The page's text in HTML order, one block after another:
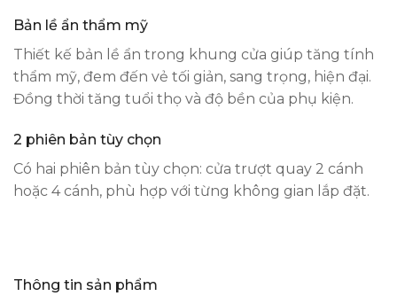
Bản lề ẩn thẩm mỹ
Thiết kế bản lề ẩn trong khung cửa giúp tăng tính
thẩm mỹ, đem đến vẻ tối giản, sang trọng, hiện đại.
Đồng thời tăng tuổi thọ và độ bền của phụ kiện.
2 phiên bản tùy chọn
Có hai phiên bản tùy chọn: cửa trượt quay 2 cánh
hoặc 4 cánh, phù hợp với từng không gian lắp đặt.
Thông tin sản phẩm